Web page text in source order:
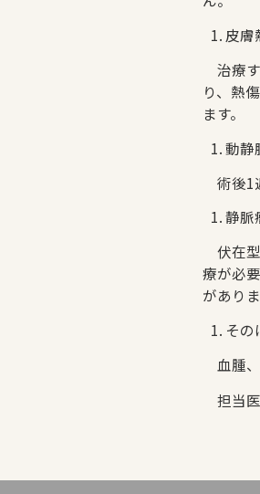
皮膚
治療
り、熱
ます。
動静
術後1
静脈
伏在
療が必
がありま
その
血腫、
担当